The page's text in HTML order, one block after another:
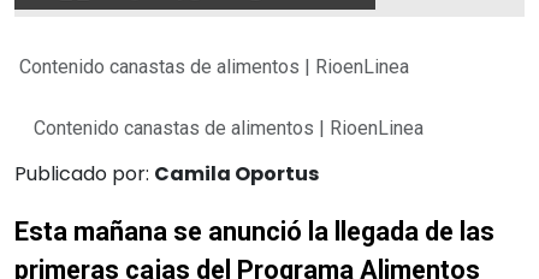
Contenido canastas de alimentos | RioenLinea
Contenido canastas de alimentos | RioenLinea
Publicado por: Camila Oportus
Esta mañana se anunció la llegada de las
primeras cajas del Programa Alimentos